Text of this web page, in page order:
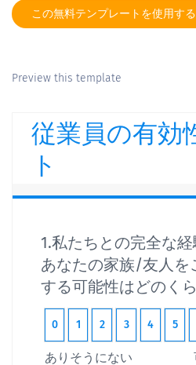
この無料テンプレートを使用する
Preview this template